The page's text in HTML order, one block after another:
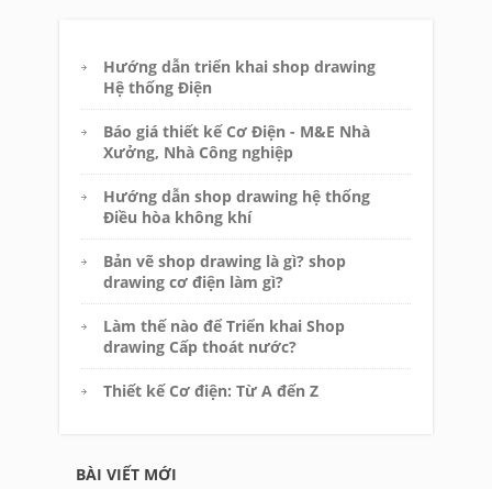
Hướng dẫn triển khai shop drawing
Hệ thống Điện
Báo giá thiết kế Cơ Điện - M&E Nhà
Xưởng, Nhà Công nghiệp
Hướng dẫn shop drawing hệ thống
Điều hòa không khí
Bản vẽ shop drawing là gì? shop
drawing cơ điện làm gì?
Làm thế nào để Triển khai Shop
drawing Cấp thoát nước?
Thiết kế Cơ điện: Từ A đến Z
BÀI VIẾT MỚI